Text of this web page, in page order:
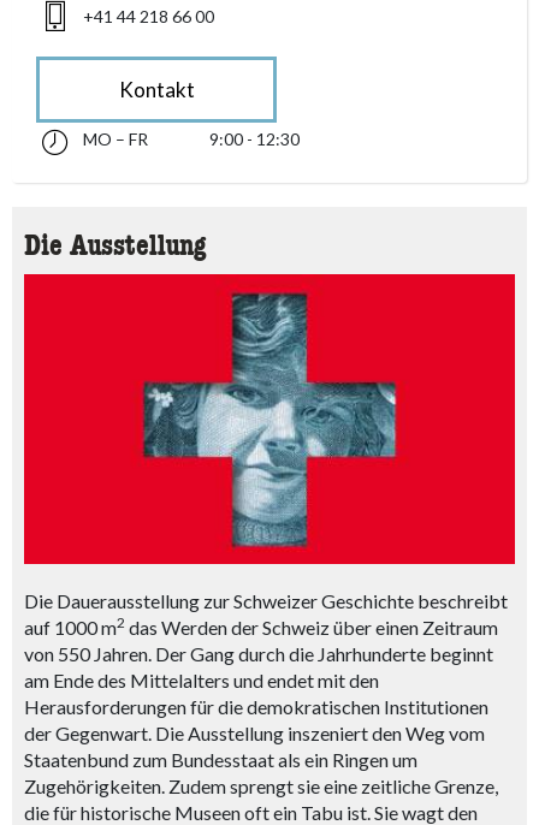
+41 44 218 66 00
Kontakt
accessibility.sr-only.opening_hours
Montag bis Freitag 09:00 - 12:30
MO – FR 9:00 - 12:30
Die Ausstellung
Die Dauerausstellung zur Schweizer Geschichte beschreibt
auf 1000 m2 das Werden der Schweiz über einen Zeitraum
von 550 Jahren. Der Gang durch die Jahrhunderte beginnt
am Ende des Mittelalters und endet mit den
Herausforderungen für die demokratischen Institutionen
der Gegenwart. Die Ausstellung inszeniert den Weg vom
Staatenbund zum Bundesstaat als ein Ringen um
Zugehörigkeiten. Zudem sprengt sie eine zeitliche Grenze,
die für historische Museen oft ein Tabu ist. Sie wagt den